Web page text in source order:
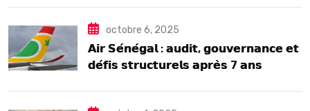
octobre 6, 2025
𝗔𝗶𝗿 𝗦𝗲́𝗻𝗲́𝗴𝗮𝗹 : 𝗮𝘂𝗱𝗶𝘁, 𝗴𝗼𝘂𝘃𝗲𝗿𝗻𝗮𝗻𝗰𝗲 𝗲𝘁
𝗱𝗲́𝗳𝗶𝘀 𝘀𝘁𝗿𝘂𝗰𝘁𝘂𝗿𝗲𝗹𝘀 𝗮𝗽𝗿𝗲̀𝘀 7 𝗮𝗻𝘀